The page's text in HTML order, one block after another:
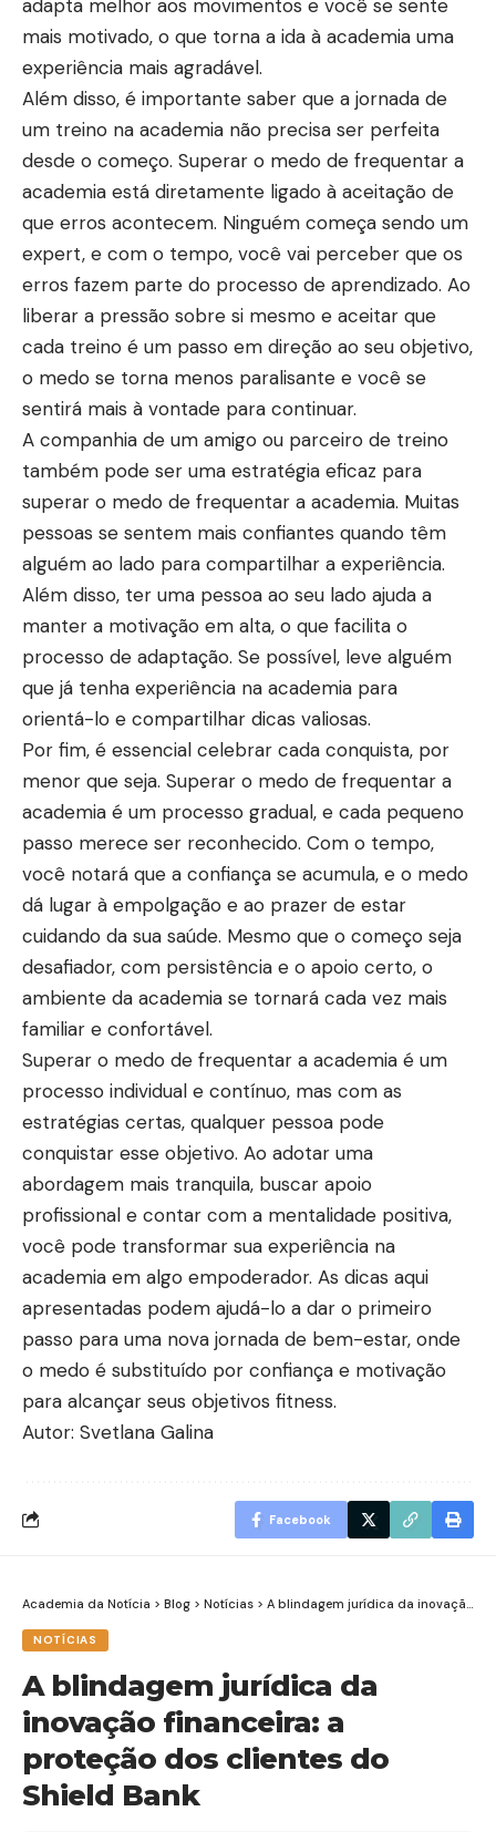
adapta melhor aos movimentos e você se sente
mais motivado, o que torna a ida à academia uma
experiência mais agradável.
Além disso, é importante saber que a jornada de
um treino na academia não precisa ser perfeita
desde o começo. Superar o medo de frequentar a
academia está diretamente ligado à aceitação de
que erros acontecem. Ninguém começa sendo um
expert, e com o tempo, você vai perceber que os
erros fazem parte do processo de aprendizado. Ao
liberar a pressão sobre si mesmo e aceitar que
cada treino é um passo em direção ao seu objetivo,
o medo se torna menos paralisante e você se
sentirá mais à vontade para continuar.
A companhia de um amigo ou parceiro de treino
também pode ser uma estratégia eficaz para
superar o medo de frequentar a academia. Muitas
pessoas se sentem mais confiantes quando têm
alguém ao lado para compartilhar a experiência.
Além disso, ter uma pessoa ao seu lado ajuda a
manter a motivação em alta, o que facilita o
processo de adaptação. Se possível, leve alguém
que já tenha experiência na academia para
orientá-lo e compartilhar dicas valiosas.
Por fim, é essencial celebrar cada conquista, por
menor que seja. Superar o medo de frequentar a
academia é um processo gradual, e cada pequeno
passo merece ser reconhecido. Com o tempo,
você notará que a confiança se acumula, e o medo
dá lugar à empolgação e ao prazer de estar
cuidando da sua saúde. Mesmo que o começo seja
desafiador, com persistência e o apoio certo, o
ambiente da academia se tornará cada vez mais
familiar e confortável.
Superar o medo de frequentar a academia é um
processo individual e contínuo, mas com as
estratégias certas, qualquer pessoa pode
conquistar esse objetivo. Ao adotar uma
abordagem mais tranquila, buscar apoio
profissional e contar com a mentalidade positiva,
você pode transformar sua experiência na
academia em algo empoderador. As dicas aqui
apresentadas podem ajudá-lo a dar o primeiro
passo para uma nova jornada de bem-estar, onde
o medo é substituído por confiança e motivação
para alcançar seus objetivos fitness.
Autor: Svetlana Galina
Facebook
Academia da Notícia > Blog > Notícias > A blindagem jurídica da inovação financeira: a proteção dos clientes do Shield Bank
NOTÍCIAS
A blindagem jurídica da
inovação financeira: a
proteção dos clientes do
Shield Bank